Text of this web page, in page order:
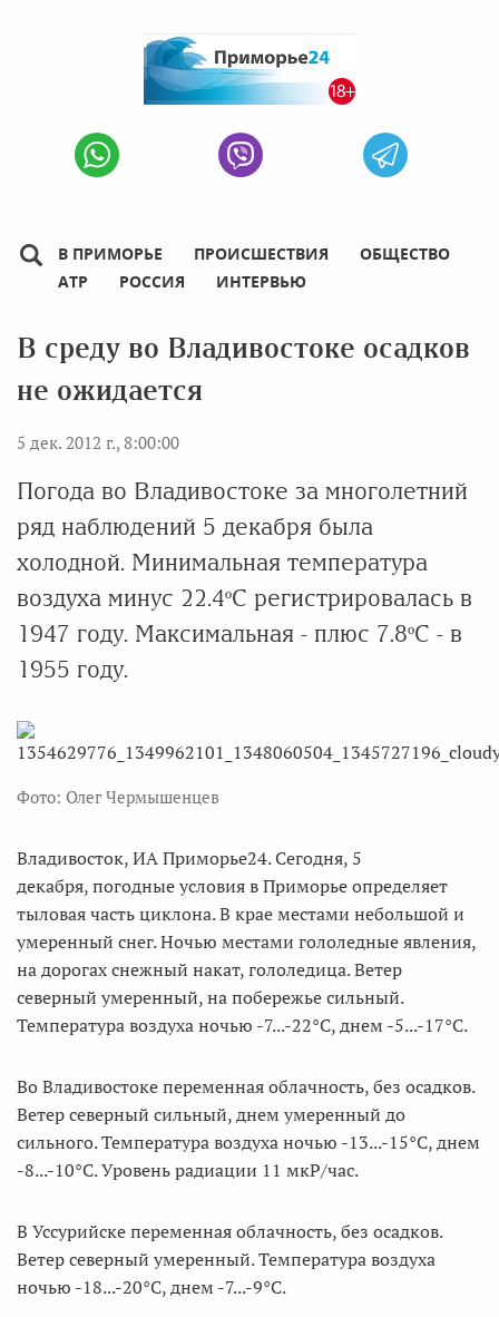
В ПРИМОРЬЕ ПРОИСШЕСТВИЯ
ОБЩЕСТВО
АТР
РОССИЯ ИНТЕРВЬЮ
В среду во Владивостоке осадков
не ожидается
5 дек. 2012 г., 8:00:00
Погода во Владивостоке за многолетний
ряд наблюдений 5 декабря была
холодной. Минимальная температура
воздуха минус 22.4ºС регистрировалась в
1947 году. Максимальная - плюс 7.8ºС - в
1955 году.
Фото: Олег Чермышенцев
Владивосток, ИА Приморье24. Сегодня, 5
декабря, погодные условия в Приморье определяет
тыловая часть циклона. В крае местами небольшой и
умеренный снег. Ночью местами гололедные явления,
на дорогах снежный накат, гололедица. Ветер
северный умеренный, на побережье сильный.
Температура воздуха ночью -7...-22°C, днем -5...-17°C.
Во Владивостоке переменная облачность, без осадков.
Ветер северный сильный, днем умеренный до
сильного. Температура воздуха ночью -13...-15°C, днем
-8...-10°C. Уровень радиации 11 мкР/час.
B Уссурийске переменная облачность, без осадков.
Ветер северный умеренный. Температура воздуха
ночью -18...-20°C, днем -7...-9°C.